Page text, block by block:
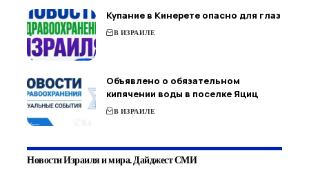
Купание в Кинерете опасно для глаз
В ИЗРАИЛЕ
Объявлено о обязательном
кипячении воды в поселке Яциц
В ИЗРАИЛЕ
Новости Израиля и мира. Дайджест СМИ